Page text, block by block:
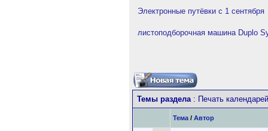
Электронные путёвки с 1 сентября
листоподборочная машина Duplo
Темы раздела: Печать календарей
Тема / Автор